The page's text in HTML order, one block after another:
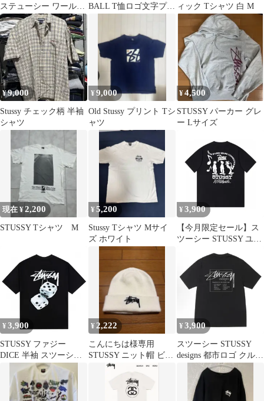
ステューシー ワールド
ツアー限定 クルーネッ
ク世界一周 Tシャツ 半
袖 ユニセックス
BALL T恤ロゴ文字プリ
ィック Tシャツ 白 M
¥9,000
Stussy チェック柄 半袖
シャツ
¥9,000
Old Stussy プリント Tシ
ャツ
¥4,500
STUSSY パーカー グレ
ー Lサイズ
現在 ¥2,200
STUSSY Tシャツ M
¥5,200
Stussy Tシャツ Mサイ
ズ ホワイト
¥ 3,900
【今月限定セール】ス
ツーシー STUSSY ユニ
シリーズ ロゴプリント
クルーネック半袖Tシ
ャツ
¥ 3,900
STUSSY ファジー
DICE 半袖 スツーシー
ロゴプリントの丸首プ
ルオーバー半袖Tシャ
ツ 男女兼用
¥ 2,222
こんにちは様専用
STUSSY ニット帽 ビー
ニー ホワイト
¥ 3,900
スツーシー STUSSY
designs 都市ロゴ クルー
ネック T シャツ ブラッ
ク ヴィンテージ